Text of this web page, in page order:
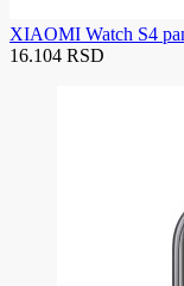
XIAOMI Watch S4
16.104 RSD